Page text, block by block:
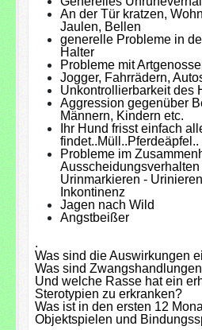
An der Tür kratzen,
Jaulen, Bellen
generelle Probleme in
Halter
Probleme mit
Jogger, Fahrrädern,
Unkontrollierbarkeit des
Aggression gegenüber
Männern, Kindern etc.
Ihr Hund frisst einfach
findet..Müll..Pferdeäpfel..
Probleme im
Urinmarkieren -
Inkontinenz
Jagen nach Wild
Angstbeißer
.
Was sind die Auswirkungen
Was sind
Und welche Rasse hat ein
Sterotypien zu erkranken?
Was ist in den ersten 12
Objektspielen und